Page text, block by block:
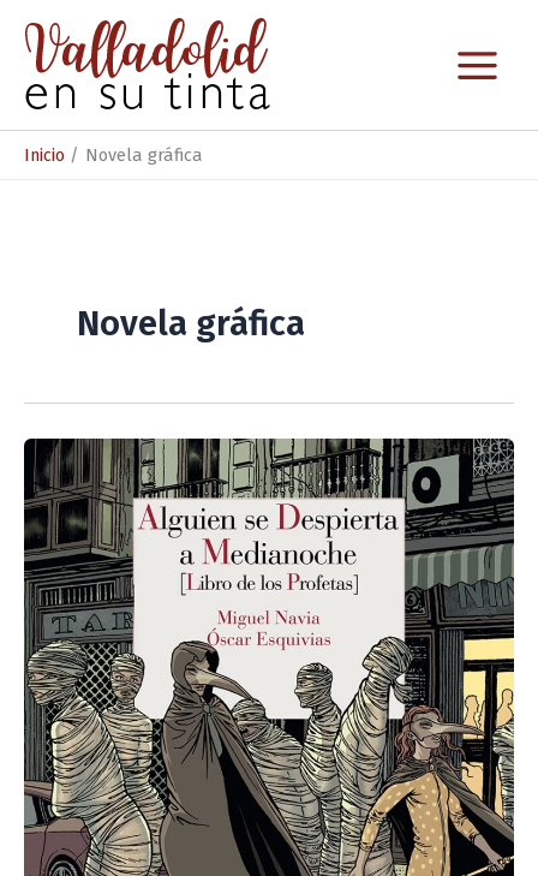
contenido
Inicio Novela gráfica
Novela gráfica